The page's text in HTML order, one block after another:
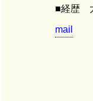
■経歴
mail